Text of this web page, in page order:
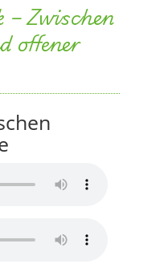
– Zwischen
offener